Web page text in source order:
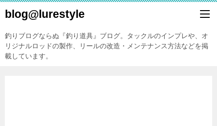
blog@lurestyle
釣りブログならぬ『釣り道具』ブログ。タックルのインプレや、オ
リジナルロッドの製作、リールの改造・メンテナンス方法などを掲
載しています。